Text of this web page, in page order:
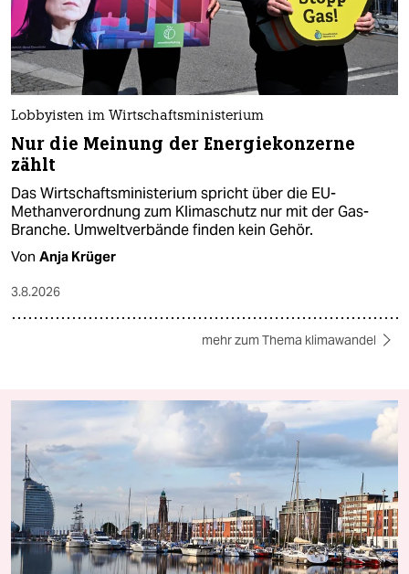
Lobbyisten im Wirtschaftsministerium
Nur die Meinung der Energiekonzerne
zählt
Das Wirtschaftsministerium spricht über die EU-
Methanverordnung zum Klimaschutz nur mit der Gas-
Branche. Umweltverbände finden kein Gehör.
Von Anja Krüger
3.8.2026
mehr zum Thema klimawandel